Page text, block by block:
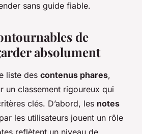
sans guide fiable.
de
absolument
liste des contenus phares,
un classement rigoureux qui
clés. D’abord, les notes
les utilisateurs jouent un rôle